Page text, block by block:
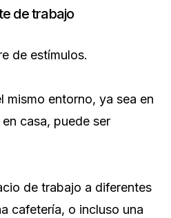
de trabajo
de estímulos.
mismo entorno, ya sea en
casa, puede ser
de trabajo a diferentes
cafetería, o incluso una